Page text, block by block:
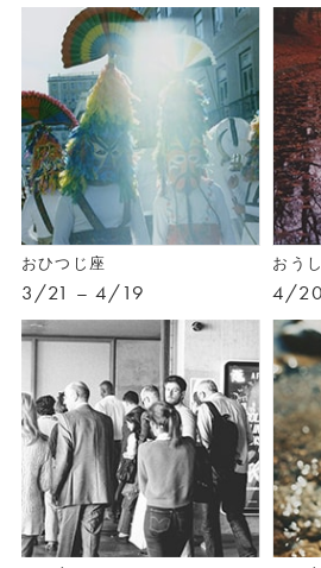
おひつじ座
3/21 – 4/19
おう
4/